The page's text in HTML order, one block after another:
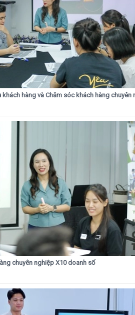
khách hàng và Chăm sóc khách hàng chuyên
chuyên nghiệp X10 doanh số